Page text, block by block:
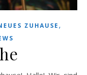
ZUHAUSE ,